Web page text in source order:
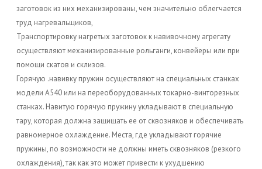
заготовок из них механизированы, чем значительно облегчается
труд нагревальщиков,
Транспортировку нагретых заготовок к навивочному агрегату
осуществляют механизированные рольганги, конвейеры или при
помощи скатов и склизов.
Горячую .навивку пружин осуществляют на специальных станках
модели А540 или на переоборудованных токарно-винторезных
станках. Навитую горячую пружину укладывают в специальную
тару, которая должна защищать ее от сквозняков и обеспечивать
равномерное охлаждение. Места, где укладывают горячие
пружины, по возможности не должны иметь сквозняков (резкого
охлаждения), так как это может привести к ухудшению